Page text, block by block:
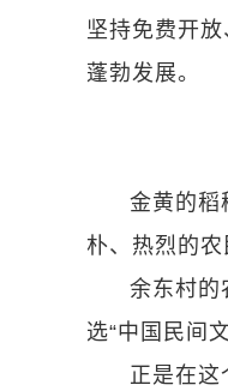
坚持免费开
蓬勃发展。
金黄的
朴、热烈的农
余东村的
选“中国民间
正是在这